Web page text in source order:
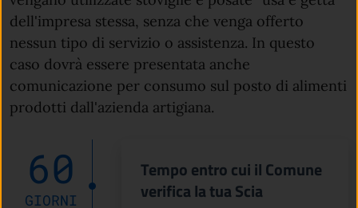
dell'impresa stessa, senza che venga offerto
nessun tipo di servizio o assistenza. In questo
caso dovrà essere presentata anche
comunicazione per consumo sul posto di alimenti
prodotti dall'azienda artigiana.
60
GIORNI
Tempo entro cui il Comune
verifica la tua Scia